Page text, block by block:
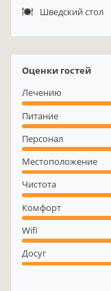
Шведский стол
Оценки гостей
Лечению
Питание
Персонал
Местоположение
Чистота
Комфорт
Wifi
Досуг